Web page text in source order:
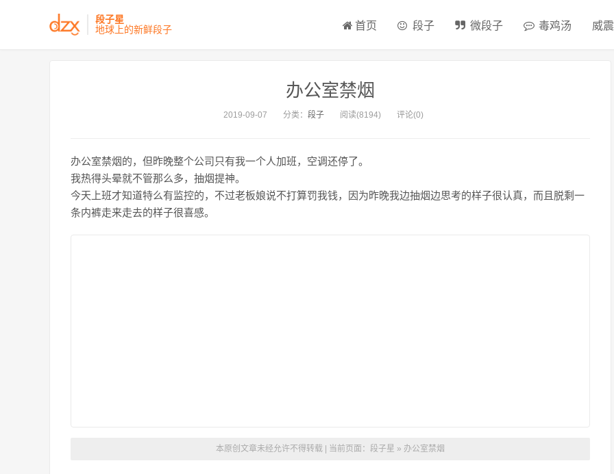
段子星
地球上的新鲜段子
首页 段子 微段子 毒鸡汤 威
办公室禁烟
2019-09-07 分类： 段子 阅读(8194) 评论(0)
办公室禁烟的，但昨晚整个公司只有我一个人加班，空调还停了。
我热得头晕就不管那么多，抽烟提神。
今天上班才知道特么有监控的，不过老板娘说不打算罚我钱，因为昨晚我边抽烟边思考的样子很认真，而且脱剩一
条内裤走来走去的样子很喜感。
本原创文章未经允许不得转载 | 当前页面： 段子星 » 办公室禁烟